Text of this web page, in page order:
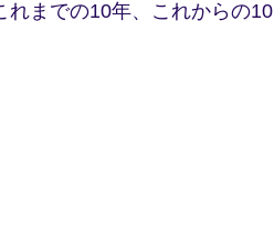
れまでの10年、これからの10